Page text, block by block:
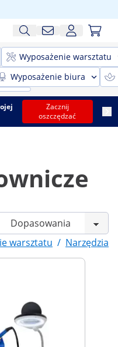
Wyposażenie warsztatu
Wyposażenie biura
Zacznij
oszczędzać
warsztatu / Narzędzia